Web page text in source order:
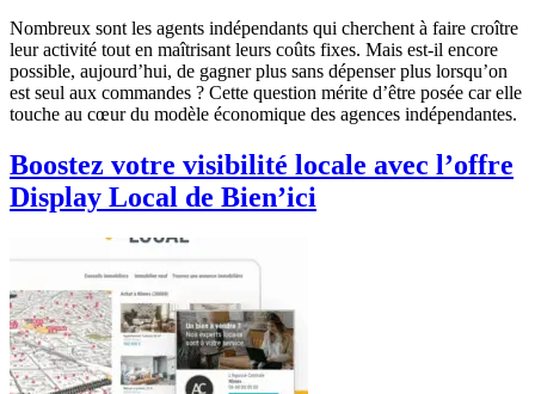
Nombreux sont les agents indépendants qui cherchent à faire croître
leur activité tout en maîtrisant leurs coûts fixes. Mais est-il encore
possible, aujourd’hui, de gagner plus sans dépenser plus lorsqu’on
est seul aux commandes ? Cette question mérite d’être posée car elle
touche au cœur du modèle économique des agences indépendantes.
Boostez votre visibilité locale avec l’offre
Display Local de Bien’ici